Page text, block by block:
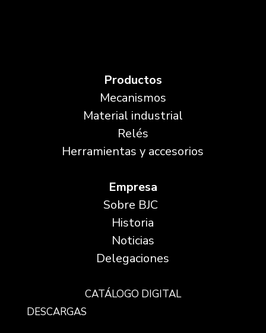
Productos
Mecanismos
Material industrial
Relés
Herramientas y accesorios
Empresa
Sobre BJC
Historia
Noticias
Delegaciones
CATÁLOGO DIGITAL
DESCARGAS